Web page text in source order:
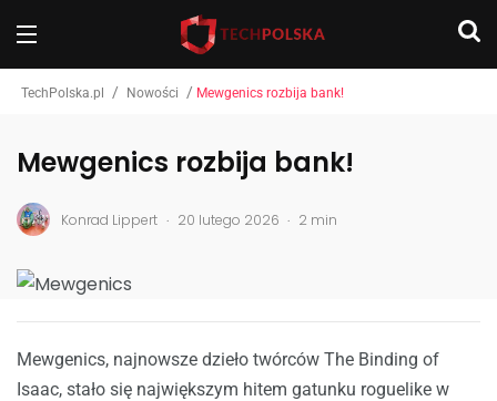
TechPolska.pl / Nowości / Mewgenics rozbija bank!
Mewgenics rozbija bank!
Konrad Lippert . 20 lutego 2026 . 2 min
Mewgenics, najnowsze dzieło twórców The Binding of
Isaac, stało się największym hitem gatunku roguelike w